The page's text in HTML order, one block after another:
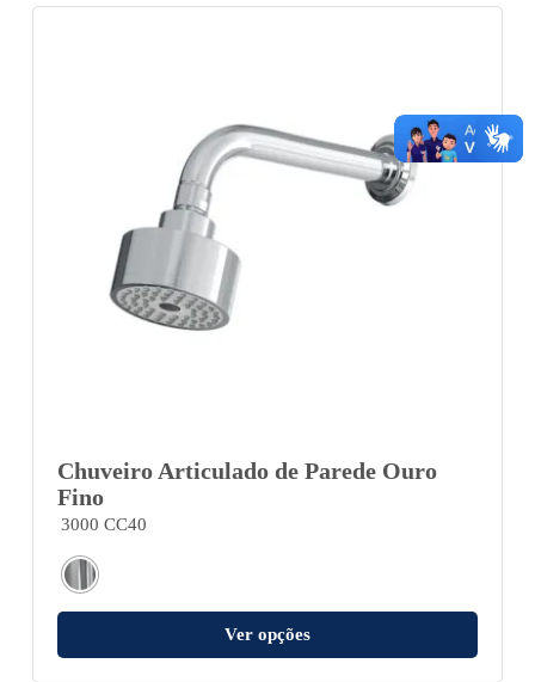
Chuveiro Articulado de Parede Ouro
Fino
3000 CC40
Ver opções